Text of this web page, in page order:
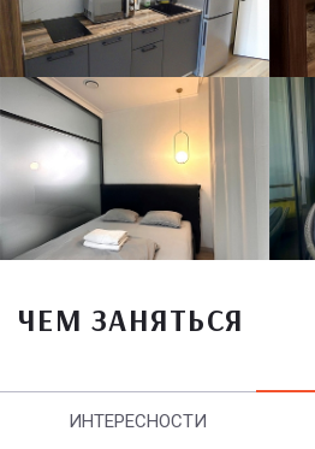
ЧЕМ ЗАНЯТЬСЯ
ИНТЕРЕСНОСТИ